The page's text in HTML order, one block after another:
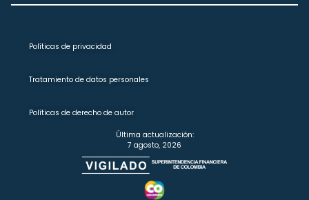
Políticas de privacidad
Tratamiento de datos personales
Políticas de derecho de autor
Última actualización:
7 agosto, 2026